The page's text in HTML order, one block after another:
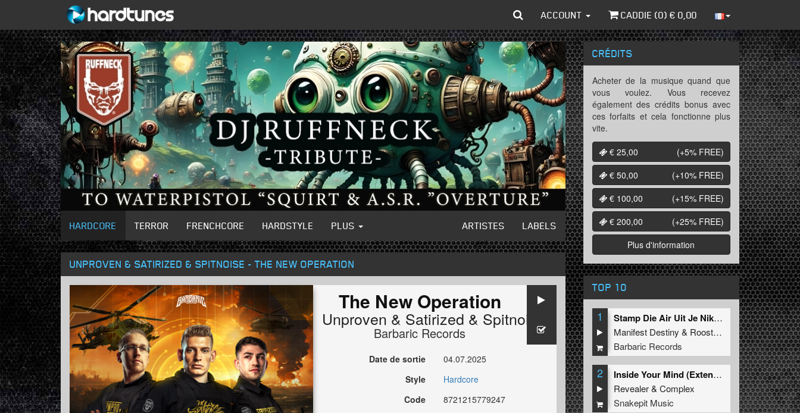
ACCOUNT CADDIE (0) € 0,00
HARDCORE TERROR FRENCHCORE HARDSTYLE PLUS ARTISTES LABELS
UNPROVEN & SATIRIZED & SPITNOISE - THE NEW OPERATION
The New Operation
Unproven & Satirized & Spitnoise
Barbaric Records
Date de sortie
04.07.2025
Style
Hardcore
Code
8721215779247
CRÉDITS
Acheter de la musique quand que
vous voulez. Vous recevez
également des crédits bonus avec
ces forfaits et cela fonctionne plus
vite.
€ 25,00
(+5% FREE)
€ 50,00
(+10% FREE)
€ 100,00
(+15% FREE)
€ 200,00
(+25% FREE)
Plus d'information
TOP 10
1
Stamp Die Air Uit Je Nikeys (Extended Mix)
Manifest Destiny & Roosterz
Barbaric Records
2
Inside Your Mind (Extended Mix)
Revealer&Complex
Snakepit Music